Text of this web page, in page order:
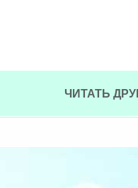
ЧИТАТЬ